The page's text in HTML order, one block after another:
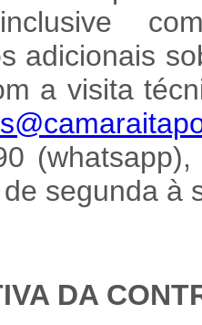
inclusive
adicionais
a visita
segunda à
DA